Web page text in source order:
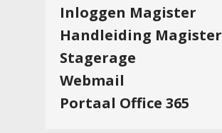
Inloggen Magister
Handleiding Magister
Stagerage
Webmail
Portaal Office 365